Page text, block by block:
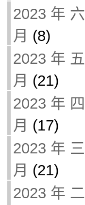
2023 年 六
月 (8)
2023 年 五
月 (21)
2023 年 四
月 (17)
2023 年 三
月 (21)
2023 年 二